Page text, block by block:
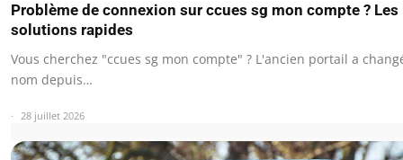
Problème de connexion sur ccues sg mon compte ? Les
solutions rapides
Vous cherchez "ccues sg mon compte" ? L'ancien portail a
nom depuis…
28 juillet 2026